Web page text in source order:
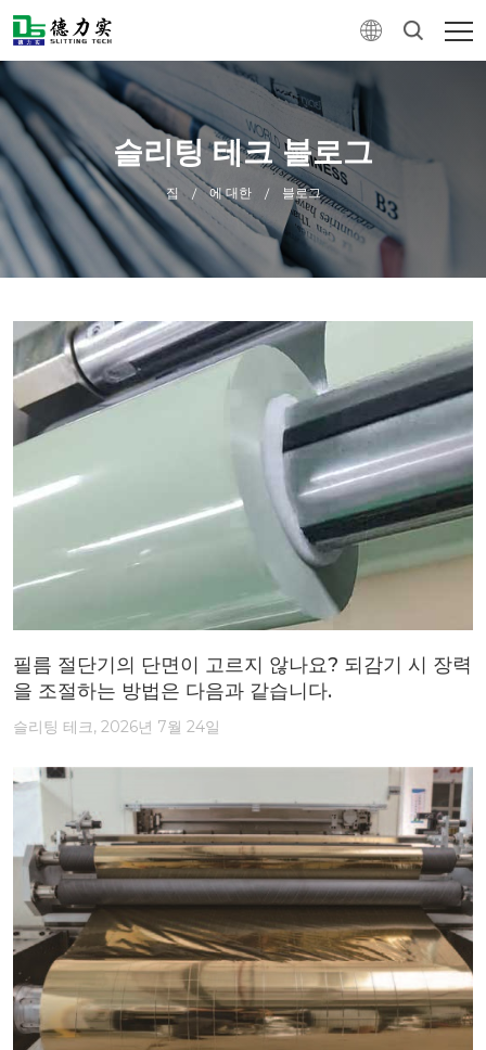
슬리팅 테크 블로그
집 / 에 대한 / 블로그
필름 절단기의 단면이 고르지 않나요? 되감기 시 장력
을 조절하는 방법은 다음과 같습니다.
슬리팅 테크, 2026년 7월 24일